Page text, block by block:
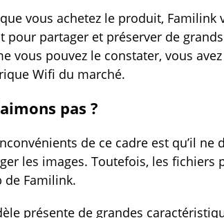
vous achetez le produit, Familink
pour partager et préserver de
vous pouvez le constater, vous
Wifi du marché.
pas ?
de ce cadre est qu’il ne
les images. Toutefois, les fichiers
de Familink.
présente de grandes